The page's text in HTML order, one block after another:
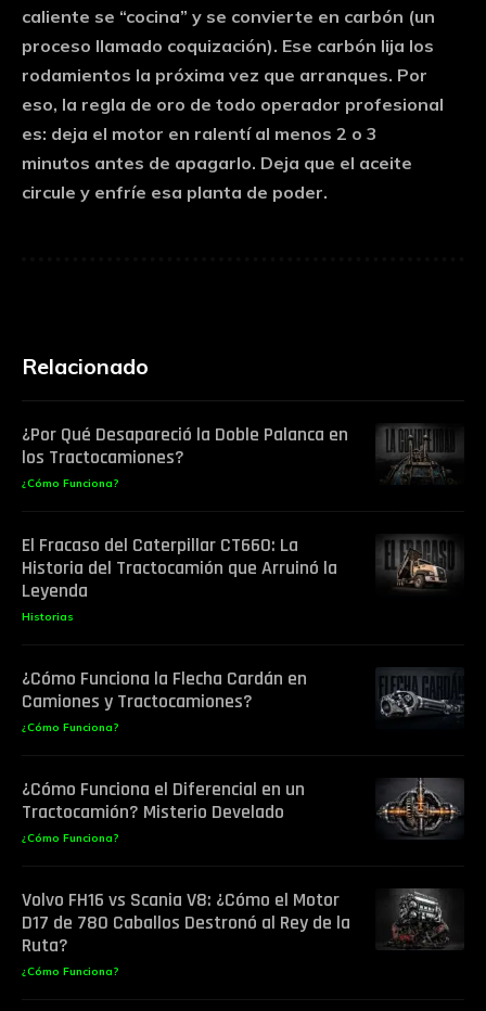
caliente se “cocina” y se convierte en carbón (un
proceso llamado coquización). Ese carbón lija los
rodamientos la próxima vez que arranques. Por
eso, la regla de oro de todo operador profesional
es: deja el motor en ralentí al menos 2 o 3
minutos antes de apagarlo. Deja que el aceite
circule y enfríe esa planta de poder.
Relacionado
¿Por Qué Desapareció la Doble Palanca en
los Tractocamiones?
¿Cómo Funciona?
El Fracaso del Caterpillar CT660: La
Historia del Tractocamión que Arruinó la
Leyenda
Historias
¿Cómo Funciona la Flecha Cardán en
Camiones y Tractocamiones?
¿Cómo Funciona?
¿Cómo Funciona el Diferencial en un
Tractocamión? Misterio Develado
¿Cómo Funciona?
Volvo FH16 vs Scania V8: ¿Cómo el Motor
D17 de 780 Caballos Destronó al Rey de la
Ruta?
¿Cómo Funciona?